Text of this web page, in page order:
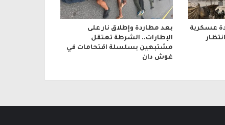
عسكرية
بعد مطاردة وإطلاق نار على
الإطارات.. الشرطة تعتقل
مشتبهين بسلسلة اقتحامات في
غوش دان